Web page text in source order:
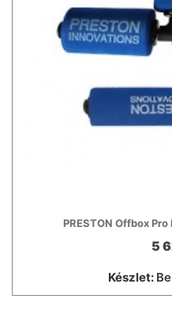
PRESTON Offbox
5
Készlet: